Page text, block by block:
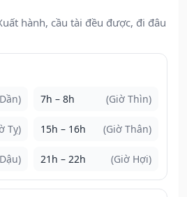
hành, cầu tài đều được, đi đâu
7h – 8h (Giờ Thìn)
Tỵ) 15h – 16h (Giờ Thân)
21h – 22h (Giờ Hợi)